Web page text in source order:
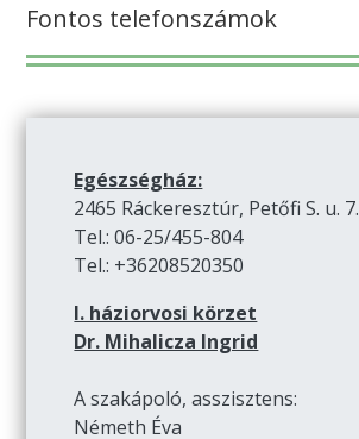
Fontos telefonszámok
Egészségház:
2465 Ráckeresztúr, Petőfi S. u. 7.
Tel.: 06-25/455-804
Tel.: +36208520350
I. háziorvosi körzet
Dr. Mihalicza Ingrid
A szakápoló, asszisztens:
Németh Éva